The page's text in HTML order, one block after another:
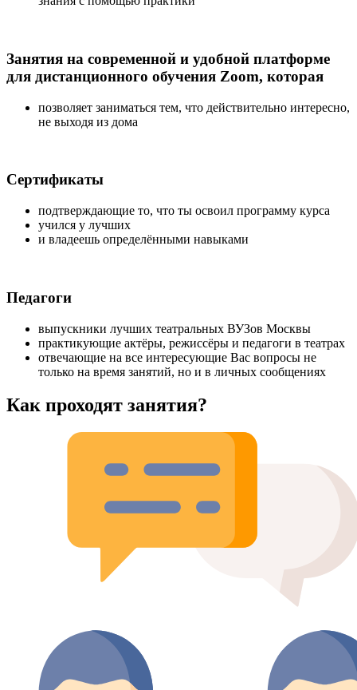
Занятия на современной и удобной платформе
для дистанционного обучения Zoom, которая
позволяет заниматься тем, что действительно интересно,
не выходя из дома
Сертификаты
подтверждающие то, что ты освоил программу курса
учился у лучших
и владеешь определёнными навыками
Педагоги
выпускники лучших театральных ВУЗов Москвы
практикующие актёры, режиссёры и педагоги в театрах
отвечающие на все интересующие Вас вопросы не
только на время занятий, но и в личных сообщениях
Как проходят занятия?